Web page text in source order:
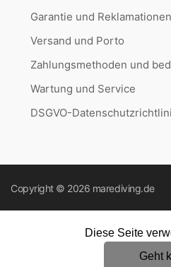
Garantie und Reklamationen
Versand und Porto
Zahlungsmethoden und
Wartung und Service
DSGVO-
Copyright © 2026 marediving.de
Diese Seite
Geht